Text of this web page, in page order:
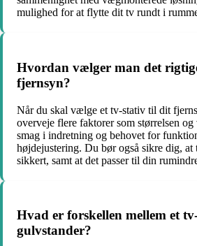
mulighed for at flytte dit tv rundt i
Hvordan vælger man det
fjernsyn?
Når du skal vælge et tv-stativ til dit
overveje flere faktorer som størrelsen
smag i indretning og behovet for
højdejustering. Du bør også sikre dig, at
sikkert, samt at det passer til din
Hvad er forskellen mellem et
gulvstander?